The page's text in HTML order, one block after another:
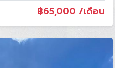
฿65,000 /เดือน